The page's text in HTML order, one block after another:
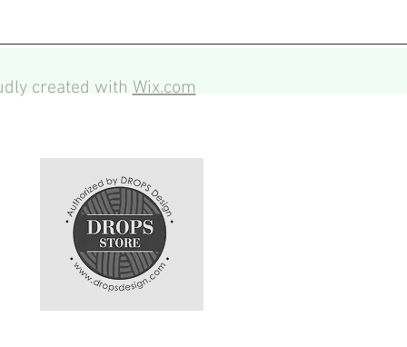
created withWix.com